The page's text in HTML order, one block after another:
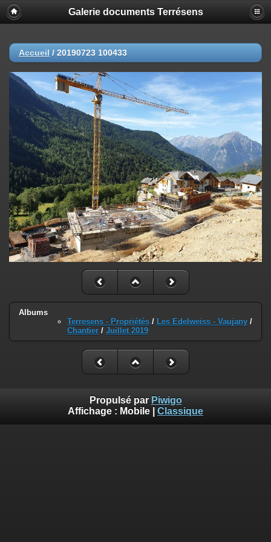
Galerie documents Terrésens
Accueil / 20190723 100433
Albums
Terresens - Propriétés / Les Edelweiss - Vaujany /
Chantier / Juillet 2019
Propulsé par Piwigo
Affichage : Mobile Classique